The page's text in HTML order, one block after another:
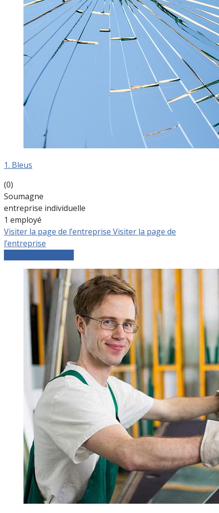
1. Bleus
(0)
Soumagne
entreprise individuelle
1 employé
Visiter la page de l’entreprise Visiter la page de
l’entreprise